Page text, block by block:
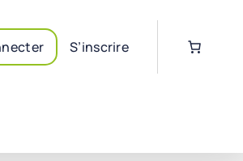
S’inscrire